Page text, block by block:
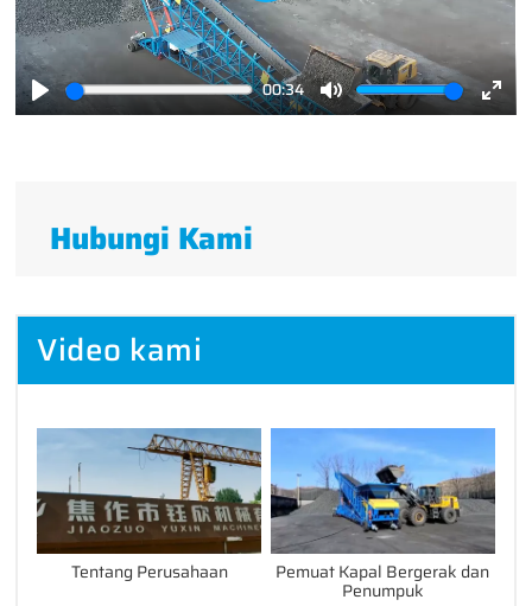
Play
00:34
Mute
Hubungi Kami
Video kami
Tentang Perusahaan Pemuat Kapal Bergerak dan
Penumpuk